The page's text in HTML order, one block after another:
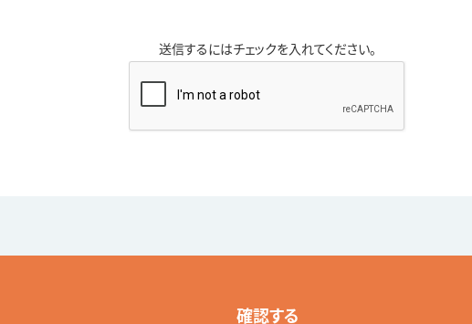
送信するにはチェックを入れてください。
確認する